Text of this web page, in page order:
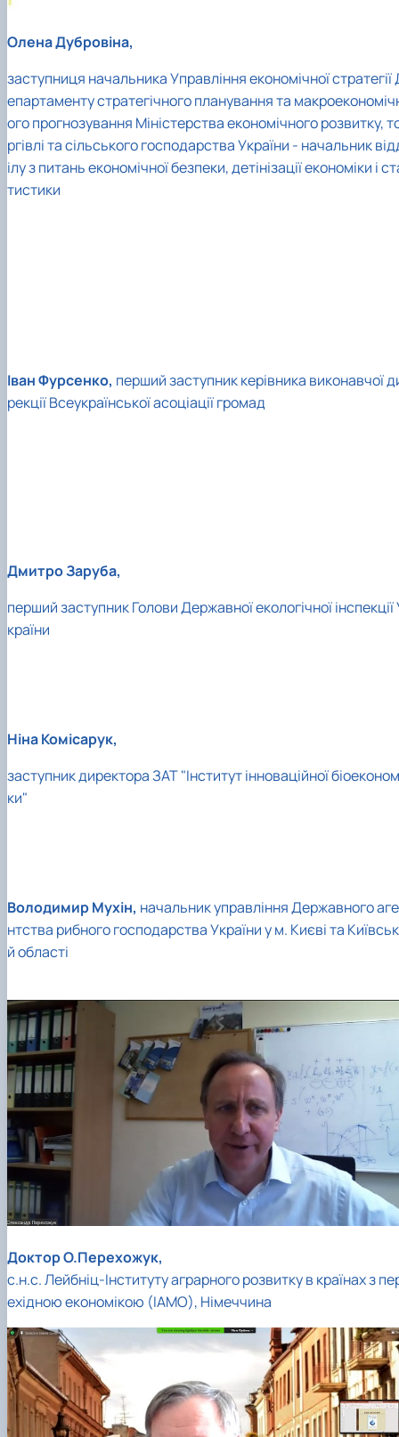
Олена Дубровіна,
заступниця начальника Управління економічної стратегії
епартаменту стратегічного планування та
ого прогнозування Міністерства економічного розвитку,
ргівлі та сільського господарства України - начальник
ілу з питань економічної безпеки, детінізації економіки і
тистики
Іван Фурсенко, перший заступник керівника виконавчої
рекції Всеукраїнської асоціації громад
Дмитро Заруба,
перший заступник Голови Державної екологічної інспекції
країни
Ніна Комісарук,
заступник директора ЗАТ "Інститут інноваційної
ки"
Володимир Мухін, начальник управління Державного аге
нтства рибного господарства України у м. Києві та
й області
Доктор О.Перехожук,
с.н.с. Лейбніц-Інституту аграрного розвитку в країнах з
ехідною економікою (IAMO), Німеччина